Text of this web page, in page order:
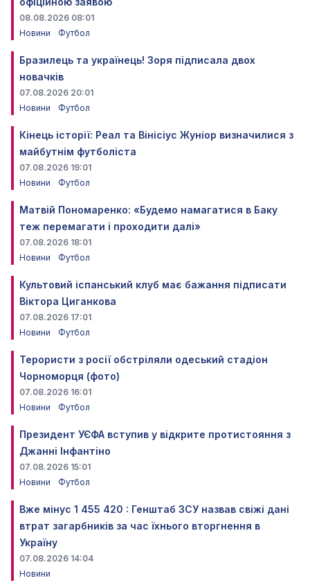
08.08.2026 08:01
Новини
Футбол
Бразилець та українець! Зоря підписала двох
новачків
07.08.2026 20:01
Новини
Футбол
Кінець історії: Реал та Вінісіус Жуніор визначилися з
майбутнім футболіста
07.08.2026 19:01
Новини
Футбол
Матвій Пономаренко: «Будемо намагатися в Баку
теж перемагати і проходити далі»
07.08.2026 18:01
Новини
Футбол
Культовий іспанський клуб має бажання підписати
Віктора Циганкова
07.08.2026 17:01
Новини
Футбол
Терористи з росії обстріляли одеський стадіон
Чорноморця (фото)
07.08.2026 16:01
Новини
Футбол
Президент УЄФА вступив у відкрите протистояння з
Джанні Інфантіно
07.08.2026 15:01
Новини
Футбол
Вже мінус 1 455 420 : Генштаб ЗСУ назвав свіжі дані
втрат загарбників за час їхнього вторгнення в
Україну
07.08.2026 14:04
Новини